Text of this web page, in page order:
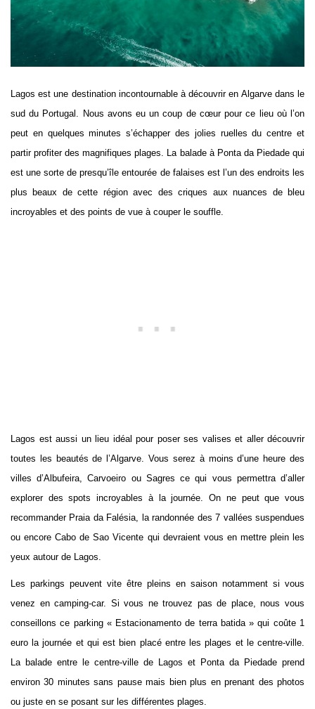
Lagos est une destination incontournable à découvrir en Algarve dans le
sud du Portugal. Nous avons eu un coup de cœur pour ce lieu où l’on
peut en quelques minutes s’échapper des jolies ruelles du centre et
partir profiter des magnifiques plages. La balade à Ponta da Piedade qui
est une sorte de presqu’île entourée de falaises est l’un des endroits les
plus beaux de cette région avec des criques aux nuances de bleu
incroyables et des points de vue à couper le souffle.
Lagos est aussi un lieu idéal pour poser ses valises et aller découvrir
toutes les beautés de l’Algarve. Vous serez à moins d’une heure des
villes d’Albufeira, Carvoeiro ou Sagres ce qui vous permettra d’aller
explorer des spots incroyables à la journée. On ne peut que vous
recommander Praia da Falésia, la randonnée des 7 vallées suspendues
ou encore Cabo de Sao Vicente qui devraient vous en mettre plein les
yeux autour de Lagos.
Les parkings peuvent vite être pleins en saison notamment si vous
venez en camping-car. Si vous ne trouvez pas de place, nous vous
conseillons ce parking « Estacionamento de terra batida » qui coûte 1
euro la journée et qui est bien placé entre les plages et le centre-ville.
La balade entre le centre-ville de Lagos et Ponta da Piedade prend
environ 30 minutes sans pause mais bien plus en prenant des photos
ou juste en se posant sur les différentes plages.